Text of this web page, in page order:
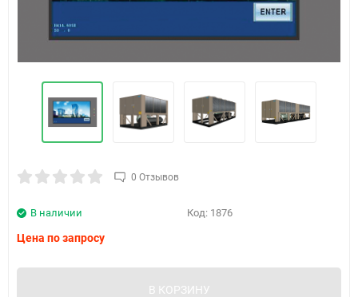
0 Отзывов
Код: 1876
В наличии
Цена по запросу
В КОРЗИНУ